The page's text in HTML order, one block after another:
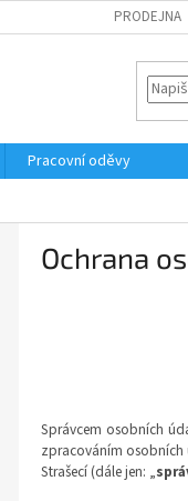
PRODEJNA
Pracovní oděvy
Ochrana
Správcem osobních
zpracováním osobních
Strašecí (dále jen: „